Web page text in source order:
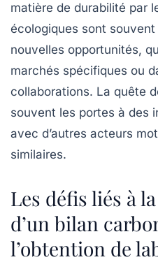
matière de durabilité par
écologiques sont souvent
nouvelles opportunités,
marchés spécifiques ou
collaborations. La quête
souvent les portes à des
avec d’autres acteurs
similaires.
Les défis liés à
d’un bilan
l’obtention de